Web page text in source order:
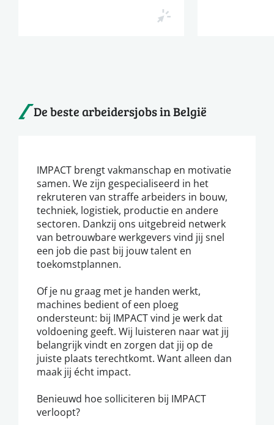
De beste arbeidersjobs in België
IMPACT brengt vakmanschap en motivatie
samen. We zijn gespecialiseerd in het
rekruteren van straffe arbeiders in bouw,
techniek, logistiek, productie en andere
sectoren. Dankzij ons uitgebreid netwerk
van betrouwbare werkgevers vind jij snel
een job die past bij jouw talent en
toekomstplannen.
Of je nu graag met je handen werkt,
machines bedient of een ploeg
ondersteunt: bij IMPACT vind je werk dat
voldoening geeft. Wij luisteren naar wat jij
belangrijk vindt en zorgen dat jij op de
juiste plaats terechtkomt. Want alleen dan
maak jij écht impact.
Benieuwd hoe solliciteren bij IMPACT
verloopt?